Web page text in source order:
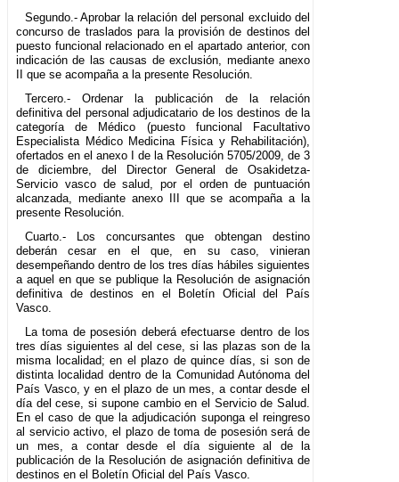
Segundo.- Aprobar la relación del personal excluido del
concurso de traslados para la provisión de destinos del
puesto funcional relacionado en el apartado anterior, con
indicación de las causas de exclusión, mediante anexo
II que se acompaña a la presente Resolución.
Tercero.- Ordenar la publicación de la relación
definitiva del personal adjudicatario de los destinos de la
categoría de Médico (puesto funcional Facultativo
Especialista Médico Medicina Física y Rehabilitación),
ofertados en el anexo I de la Resolución 5705/2009, de 3
de diciembre, del Director General de Osakidetza-
Servicio vasco de salud, por el orden de puntuación
alcanzada, mediante anexo III que se acompaña a la
presente Resolución.
Cuarto.- Los concursantes que obtengan destino
deberán cesar en el que, en su caso, vinieran
desempeñando dentro de los tres días hábiles siguientes
a aquel en que se publique la Resolución de asignación
definitiva de destinos en el Boletín Oficial del País
Vasco.
La toma de posesión deberá efectuarse dentro de los
tres días siguientes al del cese, si las plazas son de la
misma localidad; en el plazo de quince días, si son de
distinta localidad dentro de la Comunidad Autónoma del
País Vasco, y en el plazo de un mes, a contar desde el
día del cese, si supone cambio en el Servicio de Salud.
En el caso de que la adjudicación suponga el reingreso
al servicio activo, el plazo de toma de posesión será de
un mes, a contar desde el día siguiente al de la
publicación de la Resolución de asignación definitiva de
destinos en el Boletín Oficial del País Vasco.